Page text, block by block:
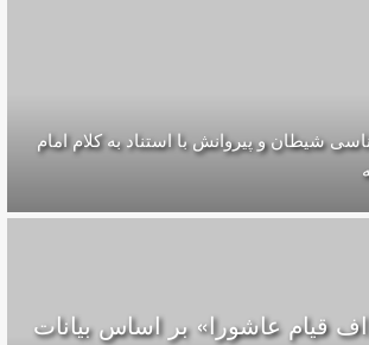
شیطان و پیروانش با استناد به کلام امام
قیام عاشورا» بر اساس بیانات